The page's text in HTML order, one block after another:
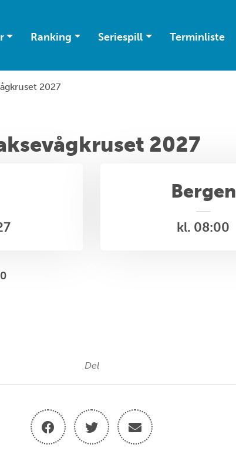
Ranking Seriespill Terminliste
2027
2027
Bergen
kl. 08:00
Del